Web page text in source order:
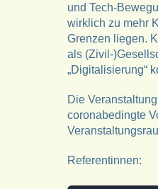
und Tech-
wirklich zu mehr
Grenzen liegen.
als (Zivil-
„Digitalisierung“
Die
coronabedingte
Referentinnen: